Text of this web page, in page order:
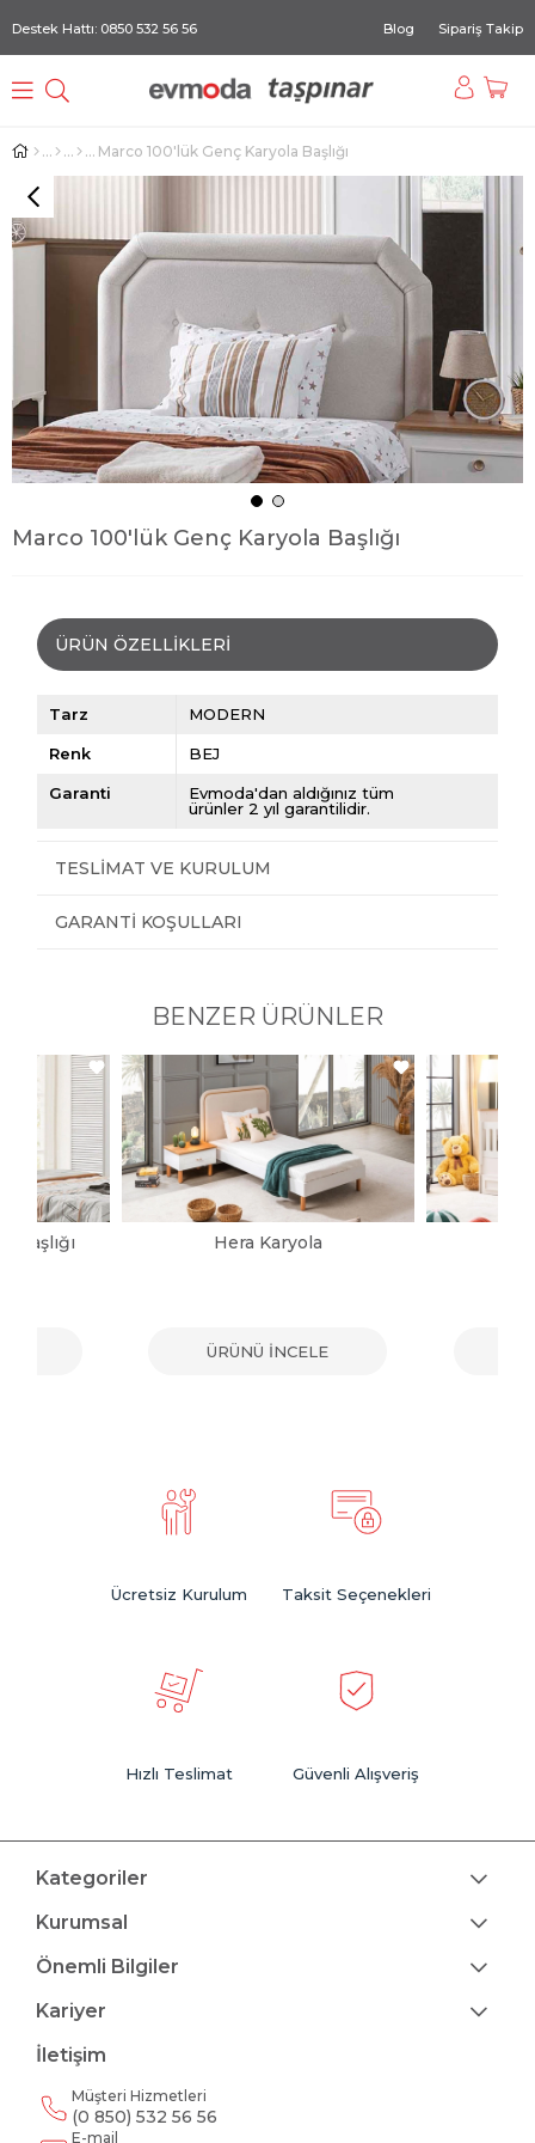
Destek Hattı: 0850 532 56 56 Blog Sipariş Takip
Marco 100'lük Genç Karyola Başlığı
Marco 100'lük Genç Karyola Başlığı
ÜRÜN ÖZELLIKLERI
Tarz MODERN
Renk BEJ
Garanti
Evmoda'dan aldığınız tüm
ürünler 2 yıl garantilidir.
TESLIMAT VE KURULUM
GARANTI KOŞULLARI
BENZER ÜRÜNLER
Başlığı Hera Karyola
ÜRÜNÜ İNCELE
Ücretsiz Kurulum Taksit Seçenekleri
Hızlı Teslimat Güvenli Alışveriş
Kategoriler
Kurumsal
Önemli Bilgiler
Kariyer
İletişim
Müşteri Hizmetleri
(0 850) 532 56 56
E-mail